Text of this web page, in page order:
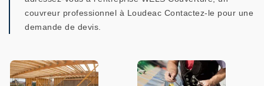
couvreur professionnel à Loudeac Contactez-le pour une
demande de devis.